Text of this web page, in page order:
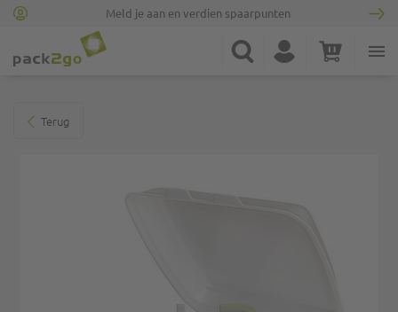
Meld je aan en verdien spaarpunten
Ga naar homepagina
Zoek Account Winkelwagen
Terug